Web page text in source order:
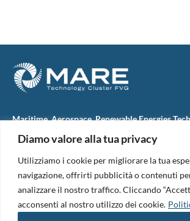
Diamo valore alla tua privacy
Utilizziamo i cookie per migliorare la tua
navigazione, offrirti pubblicità o contenuti
analizzare il nostro traffico. Cliccando
acconsenti al nostro utilizzo dei cookie.
Maritime, Aerospace, Renewable Energies
M.A.R.E. TC FVG S.c.ar.l.
34074 Monfalcone (Italy)
tel. +39 0481 723440
Codice Fiscale e Partita Iva: 01138620313
PEC:marefvg@legalmail.it
Codice univoco per i pagamenti: M5UXCR1